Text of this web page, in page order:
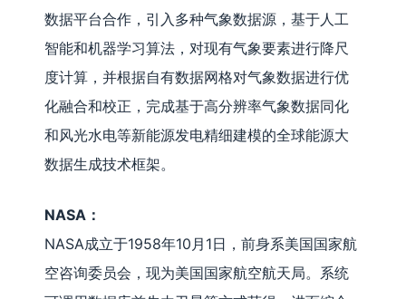
数据平台合作，引入多种气象数据源，基于人工
智能和机器学习算法，对现有气象要素进行降尺
度计算，并根据自有数据网格对气象数据进行优
化融合和校正，完成基于高分辨率气象数据同化
和风光水电等新能源发电精细建模的全球能源大
数据生成技术框架。
NASA：
NASA成立于1958年10月1日，前身系美国国家航
空咨询委员会，现为美国国家航空航天局。系统